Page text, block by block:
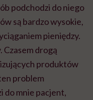
podchodzi do niego
są bardzo wysokie,
pieniędzy.
Czasem drogą
produktów
problem
do mnie pacjent,